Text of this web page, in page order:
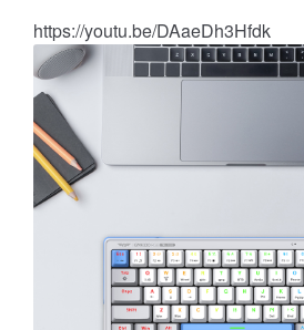
https://youtu.be/DAaeDh3Hfdk